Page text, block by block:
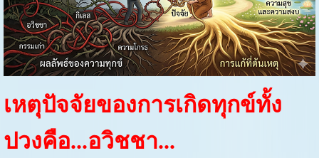
เหตุปัจจัยของการเกิดทุกข์ทั้ง
ปวงคือ...อวิชชา...